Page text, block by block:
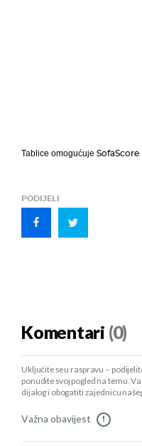
Tablice omogućuje SofaScore
PODIJELI
Komentari (0)
Uključite se u raspravu –
ponudite svoj pogled na temu.
dijalog i obogatiti zajednicu
Važna obavijest !